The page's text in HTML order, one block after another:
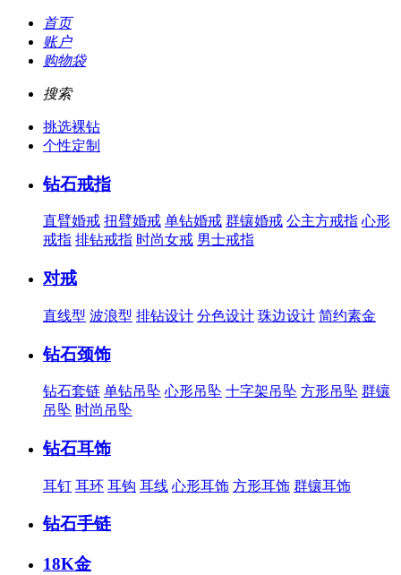
首页
账户
购物袋
搜索
挑选裸钻
个性定制
钻石戒指
直臂婚戒 扭臂婚戒 单钻婚戒 群镶婚戒 公主方戒指 心形
戒指 排钻戒指 时尚女戒 男士戒指
对戒
直线型 波浪型 排钻设计 分色设计 珠边设计 简约素金
钻石颈饰
钻石套链 单钻吊坠 心形吊坠 十字架吊坠 方形吊坠 群镶
吊坠 时尚吊坠
钻石耳饰
耳钉 耳环 耳钩 耳线 心形耳饰 方形耳饰 群镶耳饰
钻石手链
18K金